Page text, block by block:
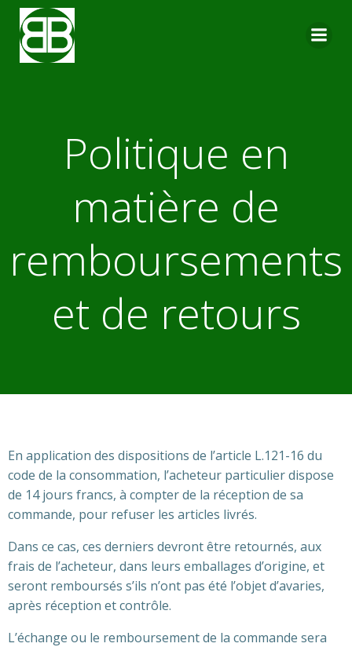
Politique en
matière de
remboursements
et de retours
En application des dispositions de l’article L.121-16 du
code de la consommation, l’acheteur particulier dispose
de 14 jours francs, à compter de la réception de sa
commande, pour refuser les articles livrés.
Dans ce cas, ces derniers devront être retournés, aux
frais de l’acheteur, dans leurs emballages d’origine, et
seront remboursés s’ils n’ont pas été l’objet d’avaries,
après réception et contrôle.
L’échange ou le remboursement de la commande sera